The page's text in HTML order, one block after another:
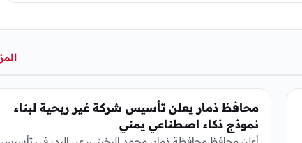
محافظ ذمار يعلن تأسيس شركة غير ربحية لبناء
نموذج ذكاء اصطناعي يمني